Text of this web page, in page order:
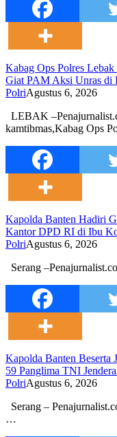
Kabag Ops Polres
Giat PAM Aksi Unras di
PolriAgustus 6, 2026
LEBAK
kamtibmas,Kabag Ops
Kapolda Banten Hadiri
Kantor DPD RI di Ibu
PolriAgustus 6, 2026
Serang
Kapolda Banten Beserta
59 Panglima TNI
PolriAgustus 6, 2026
Serang –
…